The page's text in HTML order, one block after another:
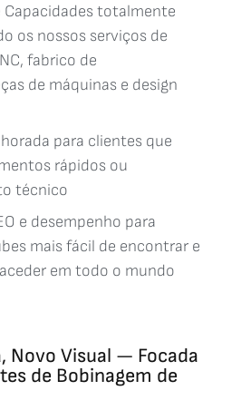
Capacidades totalmente
os nossos serviços de
fabrico de
de máquinas e design
para clientes que
rápidos ou
técnico
e desempenho para
mais fácil de encontrar e
em todo o mundo
Novo Visual — Focada
de Bobinagem de